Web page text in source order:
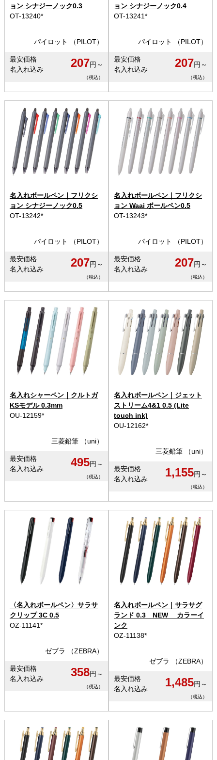
ョン シナジーノック0.3
OT-13240*
パイロット （PILOT）
最安価格
名入れ込み
207円～
（税込）
ョン シナジーノック0.4
OT-13241*
パイロット （PILOT）
最安価格
名入れ込み
207円～
（税込）
名入れボールペン｜フリクシ
ョン シナジーノック0.5
OT-13242*
パイロット （PILOT）
最安価格
名入れ込み
207円～
（税込）
名入れボールペン｜フリクシ
ョン Waai ボールペン0.5
OT-13243*
パイロット （PILOT）
最安価格
名入れ込み
207円～
（税込）
名入れシャーペン｜クルトガ
KSモデル 0.3mm
OU-12159*
三菱鉛筆 （uni）
最安価格
名入れ込み
495円～
（税込）
名入れボールペン｜ジェット
ストリーム4&1 0.5 (Lite
touch ink)
OU-12162*
三菱鉛筆 （uni）
最安価格
名入れ込み
1,155円～
（税込）
〈名入れボールペン〉サラサ
クリップ 3C 0.5
OZ-11141*
ゼブラ （ZEBRA）
最安価格
名入れ込み
358円～
（税込）
名入れボールペン｜サラサグ
ランド 0.3 NEW カラーイ
ンク
OZ-11138*
ゼブラ （ZEBRA）
最安価格
名入れ込み
1,485円～
（税込）